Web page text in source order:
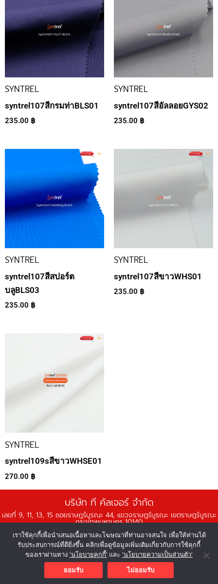
SYNTREL
syntrel107สีกรมท่าBLS01
235.00 ฿
SYNTREL
syntrel107สีอัลลอยGYS02
235.00 ฿
SYNTREL
syntrel107สีสปอร์ต
บลูBLS03
235.00 ฿
SYNTREL
syntrel107สีขาวWHS01
235.00 ฿
SYNTREL
syntrel109sสีขาวWHSE01
270.00 ฿
บริษัท ที คัลเจอร์ จำกัด
เลขที่ 9, 11, 13, 15 ซอยราษฎร์บูรณะ 44, แขวงราษฎร์บูรณะ เขตราษฎร์บูรณะ
กรุงเทพมหานคร 10140
เวลาทำการ จันทร์-ศุกร์ เวลา 08:00 - 18:00 น.
© 2566 บริษัท ที คัลเจอร์ จำกัด บริษัทในกลุ่มนันยางเท็กซ์ไทล์
F I
เราใช้คุกกี้เพื่อนำเสนอเนื้อหาและโฆษณาที่ท่านอาจสนใจ เพื่อให้ท่านได้
รับประสบการณ์ที่ดียิ่งขึ้น คลิกเพื่อดูข้อมูลเพิ่มเติมเกี่ยวกับการใช้คุกกี้
ของเราผ่านทาง ‘นโยบายคุกกี้’ และ ‘นโยบายความเป็นส่วนตัว'
ยอมรับ
ไม่ยอมรับ